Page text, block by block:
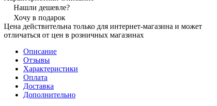
Нашли дешевле?
Хочу в подарок
Цена действительна только для интернет-магазина и может
отличаться от цен в розничных магазинах
Описание
Отзывы
Характеристики
Оплата
Доставка
Дополнительно